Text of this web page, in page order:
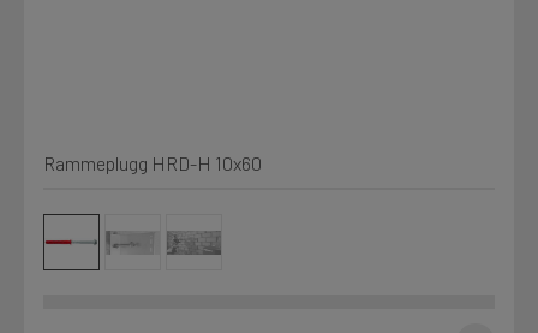
Prislister
Firmainformasjon
Rammeplugg HRD-H 10x60